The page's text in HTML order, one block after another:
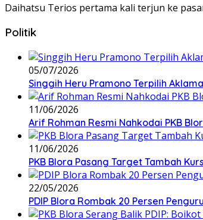
Daihatsu Terios pertama kali terjun ke
Politik
05/07/2026
Singgih Heru Pramono Terpilih
11/06/2026
Arif Rohman Resmi Nahkodai PKB
11/06/2026
PKB Blora Pasang Target Tambah
22/05/2026
PDIP Blora Rombak 20 Persen